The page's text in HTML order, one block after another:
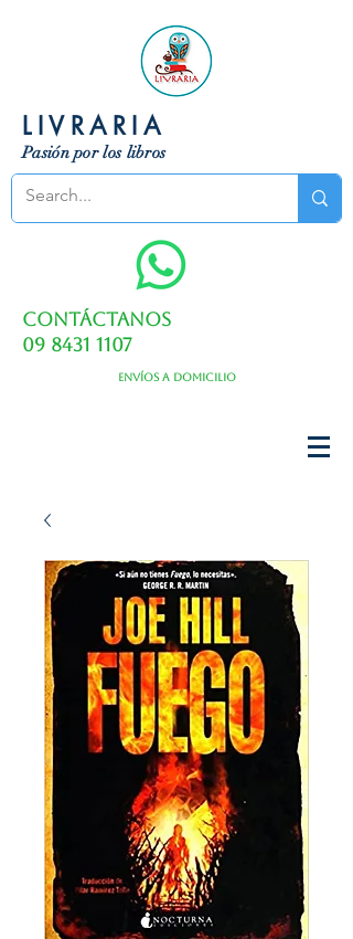
LIVRARIA
Pasión por los libros
Contáctanos
09 8431 1107
Envíos a domicilio